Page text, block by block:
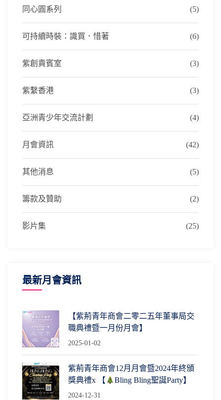
同心圓系列 (5)
可持續時裝：識買．惜著 (6)
紫創貴賓室 (3)
紫繫香港 (3)
亞洲青少年交流計劃 (4)
月會資訊 (42)
其他消息 (5)
籌款及贊助 (2)
影片集 (25)
最新月會資訊
【紫荊青年商會二零二五年董事局交
職典禮暨一月份月會】
2025-01-02
紫荊青年商會12月月會暨2024年終頒
獎典禮x 【
Bling Bling聖誕Party】
2024-12-31